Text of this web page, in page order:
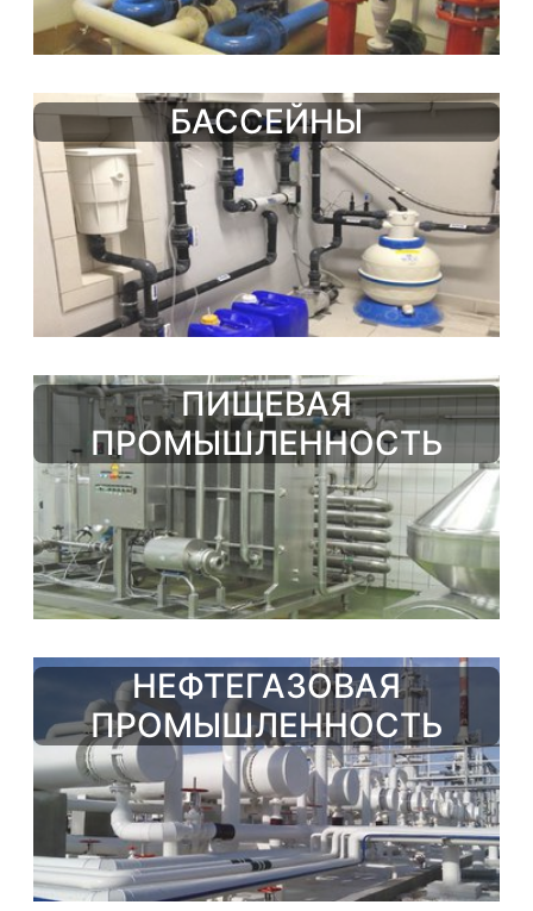
БАССЕЙНЫ
ПИЩЕВАЯ
ПРОМЫШЛЕННОСТЬ
НЕФТЕГАЗОВАЯ
ПРОМЫШЛЕННОСТЬ